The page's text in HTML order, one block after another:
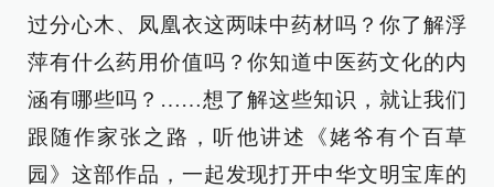
过分心木、凤凰衣这两味中药材吗？你了解浮
萍有什么药用价值吗？你知道中医药文化的内
涵有哪些吗？……想了解这些知识，就让我们
跟随作家张之路，听他讲述《姥爷有个百草
园》这部作品，一起发现打开中华文明宝库的